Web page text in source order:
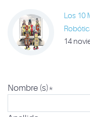
Los 10
14
Nombre (s)*